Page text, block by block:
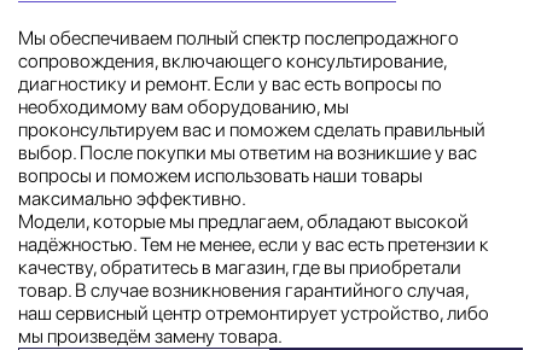
Мы обеспечиваем полный спектр послепродажного
сопровождения, включающего консультирование,
диагностику и ремонт. Если у вас есть вопросы по
необходимому вам оборудованию, мы
проконсультируем вас и поможем сделать правильный
выбор. После покупки мы ответим на возникшие у вас
вопросы и поможем использовать наши товары
максимально эффективно.
Модели, которые мы предлагаем, обладают высокой
надёжностью. Тем не менее, если у вас есть претензии к
качеству, обратитесь в магазин, где вы приобретали
товар. В случае возникновения гарантийного случая,
наш сервисный центр отремонтирует устройство, либо
мы произведём замену товара.